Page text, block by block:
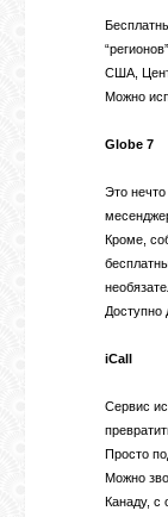
“регионов”.
США,
Можно
Globe 7
Это
Кроме,
Доступно
iCall
Сервис
Просто
Можно
Канаду, с